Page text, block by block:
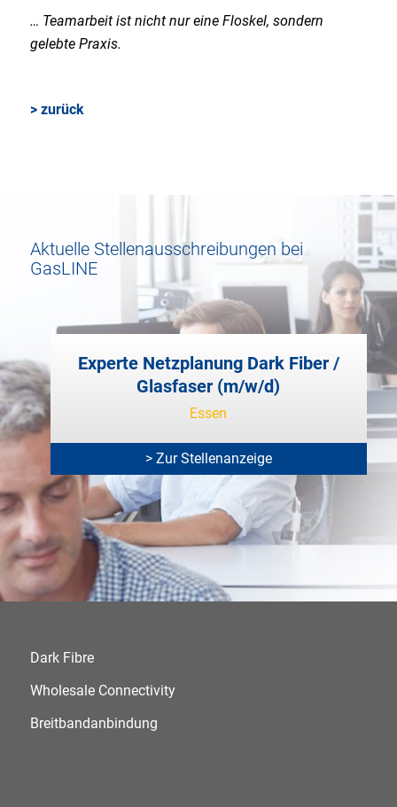
… Teamarbeit ist nicht nur eine Floskel, sondern
gelebte Praxis.
> zurück
Aktuelle Stellenausschreibungen bei
GasLINE
Experte Netzplanung Dark Fiber /
Glasfaser (m/w/d)
Essen
> Zur Stellenanzeige
Dark Fibre
Wholesale Connectivity
Breitbandanbindung